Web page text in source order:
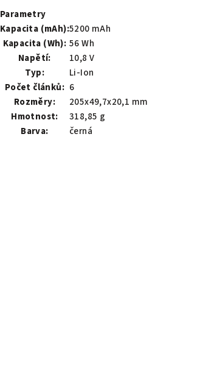
Parametry
Kapacita (mAh):5200 mAh
Kapacita (Wh): 56 Wh
Napětí:
10,8 V
Typ:
Li-Ion
Počet článků: 6
Rozměry:
205x49,7x20,1 mm
Hmotnost:
318,85 g
Barva:
černá